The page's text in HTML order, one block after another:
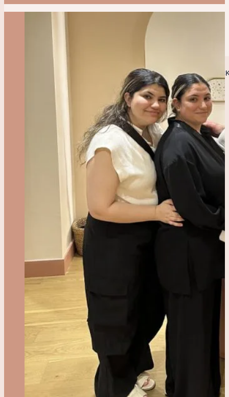
Intimní Zákroky
Labioplastika v Turecku
CENY PLASTICKÉ CHIRURGIE V
PŘED – PO
RECENZE A ZKUŠENOSTI PACIENTŮ
MUDR. EMRE ÖZENALP